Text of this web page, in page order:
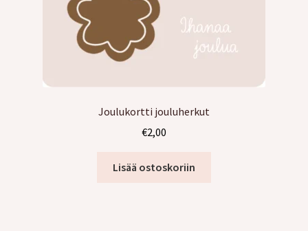
Joulukortti jouluherkut
€2,00
Lisää ostoskoriin